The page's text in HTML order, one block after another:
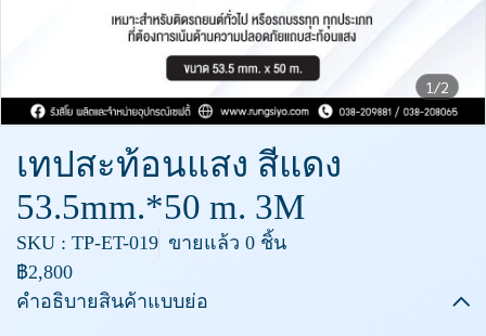
1/2
เทปสะท้อนแสง สีแดง
53.5mm.*50 m. 3M
SKU : TP-ET-019 ขายแล้ว 0 ชิ้น
฿2,800
คำอธิบายสินค้าแบบย่อ